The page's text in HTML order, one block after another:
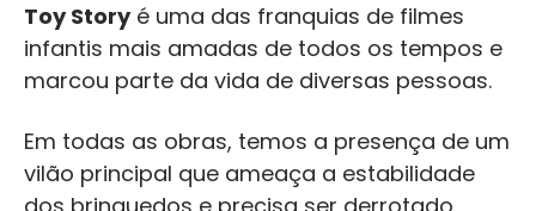
Toy Storyé uma das franquias de filmes
infantis mais amadas de todos os tempos e
marcou parte da vida de diversas pessoas.
Em todas as obras, temos a presença de um
vilão principal que ameaça a estabilidade